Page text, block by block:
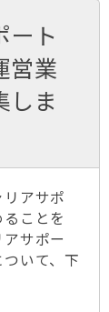
ート
営業
しま
アサポ
ことを
サポー
いて、下